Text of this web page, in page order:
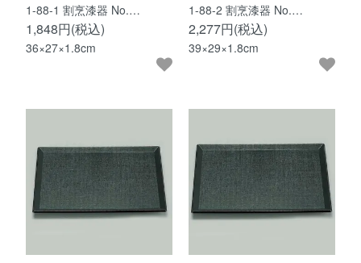
1-88-1 割烹漆器 No.…
1,848円(税込)
36×27×1.8cm
1-88-2 割烹漆器 No.…
2,277円(税込)
39×29×1.8cm